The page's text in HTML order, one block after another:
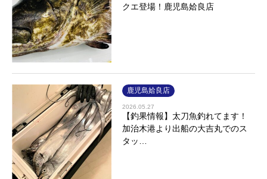
クエ登場！鹿児島姶良店
鹿児島姶良店
2026.05.27
【釣果情報】太刀魚釣れてます！
加治木港より出船の大吉丸でのス
タッ…